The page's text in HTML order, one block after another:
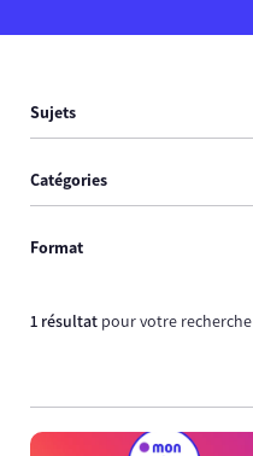
Sujets
Catégories
Format
1 résultat pour votre recherche